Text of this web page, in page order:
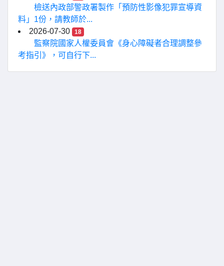
檢送內政部警政署製作「預防性影像犯罪宣導資
料」1份，請教師於...
2026-07-30
18
監察院國家人權委員會《身心障礙者合理調整參
考指引》，可自行下...